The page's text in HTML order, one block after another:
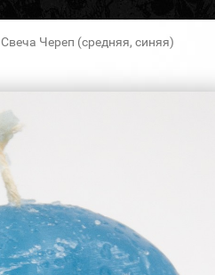
Свеча Череп (средняя, синяя)